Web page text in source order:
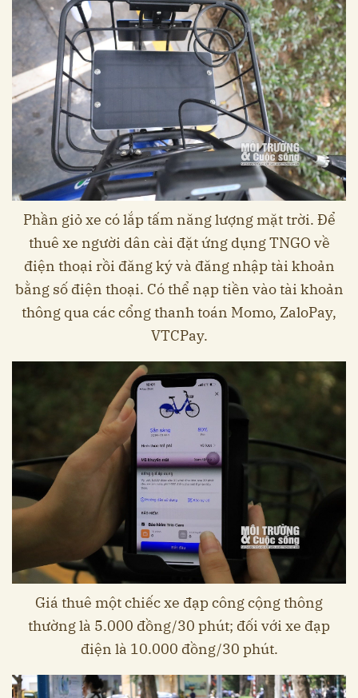
Phần giỏ xe có lắp tấm năng lượng mặt trời. Để
thuê xe người dân cài đặt ứng dụng TNGO về
điện thoại rồi đăng ký và đăng nhập tài khoản
bằng số điện thoại. Có thể nạp tiền vào tài khoản
thông qua các cổng thanh toán Momo, ZaloPay,
VTCPay.
Giá thuê một chiếc xe đạp công cộng thông
thường là 5.000 đồng/30 phút; đối với xe đạp
điện là 10.000 đồng/30 phút.